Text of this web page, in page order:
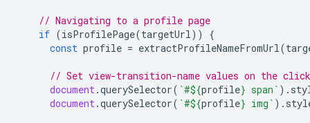
// Navigating to a profile page
if (isProfilePage(targetUrl ))
{
const profile = extractProfileNameFromUrl (
// Set view-transition-name values on the
document .querySelector( `#${profile} span` ).
document .querySelector( `#${profile} img` ).